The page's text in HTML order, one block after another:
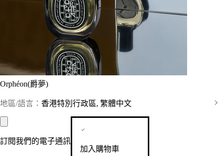
Orphéon(爵夢)
地區/語言： 香港特別行政區, 繁體中文
加入購物車
訂閱我們的電子通訊